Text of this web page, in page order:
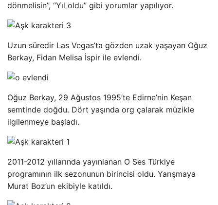
dönmelisin”, “Yıl oldu” gibi yorumlar yapılıyor.
Uzun süredir Las Vegas’ta gözden uzak yaşayan Oğuz
Berkay, Fidan Melisa İspir ile evlendi.
Oğuz Berkay, 29 Ağustos 1995’te Edirne’nin Keşan
semtinde doğdu. Dört yaşında org çalarak müzikle
ilgilenmeye başladı.
2011-2012 yıllarında yayınlanan O Ses Türkiye
programının ilk sezonunun birincisi oldu. Yarışmaya
Murat Boz’un ekibiyle katıldı.